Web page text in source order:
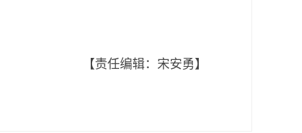
【责任编辑：宋安勇】